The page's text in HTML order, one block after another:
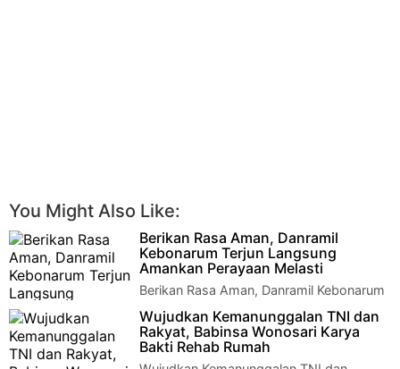
You Might Also Like:
Berikan Rasa Aman, Danramil
Kebonarum Terjun Langsung
Amankan Perayaan Melasti
Berikan Rasa Aman, Danramil Kebonarum
Terjun Langsung Amankan Perayaan
Melasti Klaten - Danramil 06/Kebonarum Kodim…
Wujudkan Kemanunggalan TNI dan
Rakyat, Babinsa Wonosari Karya
Bakti Rehab Rumah